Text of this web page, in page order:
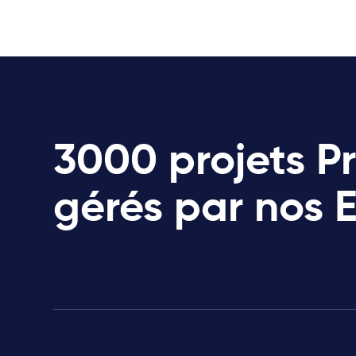
3000 projets
gérés par nos